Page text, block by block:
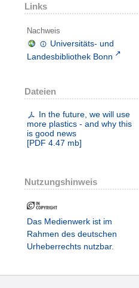
Links
Nachweis
Universitäts- und
Landesbibliothek Bonn
Dateien
In the future, we will use
more plastics - and why this
is good news
[PDF 4.47 mb]
Nutzungshinweis
Das Medienwerk ist im
Rahmen des deutschen
Urheberrechts nutzbar.